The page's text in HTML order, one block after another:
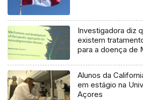
Investigadora diz
existem
para a doença de
Alunos da
em estágio na
Açores